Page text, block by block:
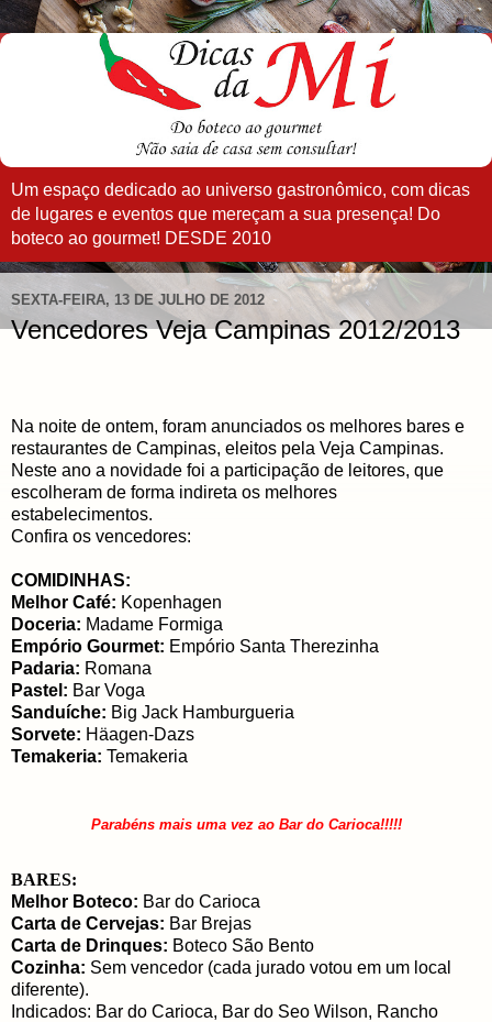
Um espaço dedicado ao universo gastronômico, com dicas
de lugares e eventos que mereçam a sua presença! Do
boteco ao gourmet! DESDE 2010
SEXTA-FEIRA, 13 DE JULHO DE 2012
Vencedores Veja Campinas 2012/2013
Na noite de ontem, foram anunciados os melhores bares e
restaurantes de Campinas, eleitos pela Veja Campinas.
Neste ano a novidade foi a participação de leitores, que
escolheram de forma indireta os melhores
estabelecimentos.
Confira os vencedores:
COMIDINHAS:
Melhor Café: Kopenhagen
Doceria: Madame Formiga
Empório Gourmet: Empório Santa Therezinha
Padaria: Romana
Pastel: Bar Voga
Sanduíche: Big Jack Hamburgueria
Sorvete: Häagen-Dazs
Temakeria: Temakeria
Parabéns mais uma vez ao Bar do Carioca!!!!!
BARES:
Melhor Boteco: Bar do Carioca
Carta de Cervejas: Bar Brejas
Carta de Drinques: Boteco São Bento
Cozinha: Sem vencedor (cada jurado votou em um local
diferente).
Indicados: Bar do Carioca, Bar do Seo Wilson, Rancho